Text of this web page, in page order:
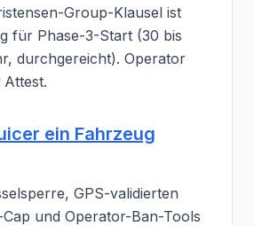
Group-Klausel ist
für Phase-3-Start (30 bis
durchgereicht). Operator
ein Fahrzeug
GPS-validierten
Cap und Operator-Ban-Tools